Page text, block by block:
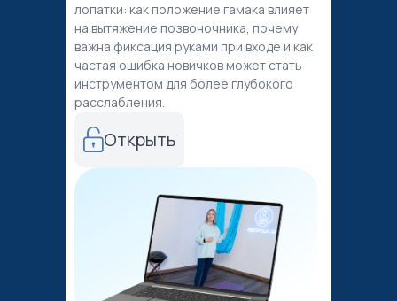
лопатки: как положение гамака влияет
на вытяжение позвоночника, почему
важна фиксация руками при входе и как
частая ошибка новичков может стать
инструментом для более глубокого
расслабления.
Открыть